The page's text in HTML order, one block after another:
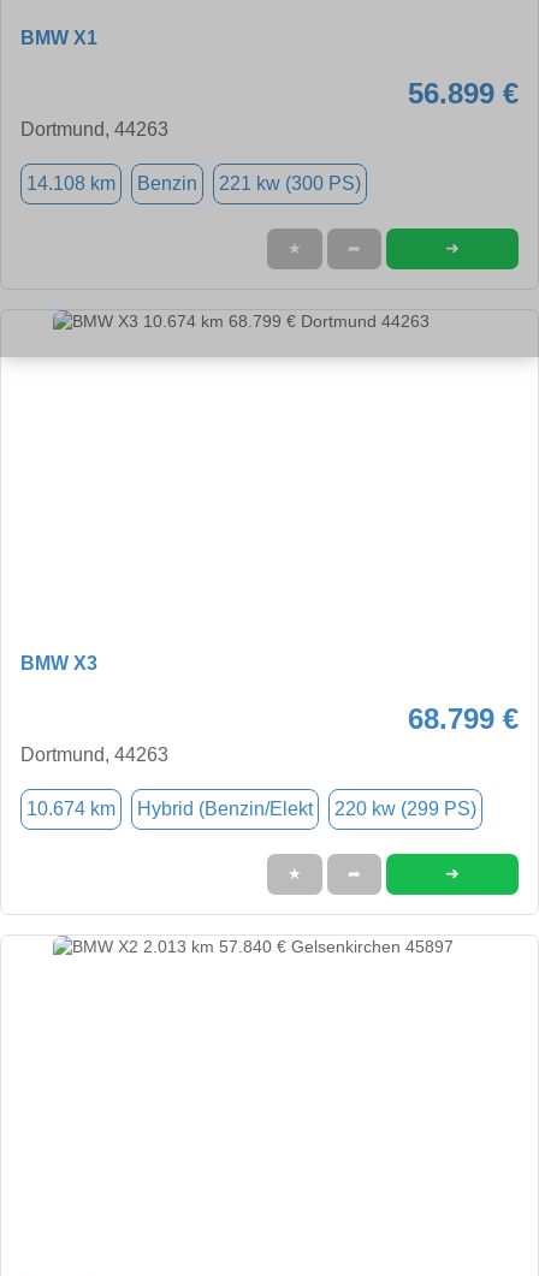
BMW X1
56.899 €
Dortmund, 44263
14.108 km Benzin 221 kw (300 PS)
★ ➦ ➜
BMW X3
68.799 €
Dortmund, 44263
10.674 km Hybrid (Benzin/Elekt 220 kw (299 PS)
★ ➦ ➜